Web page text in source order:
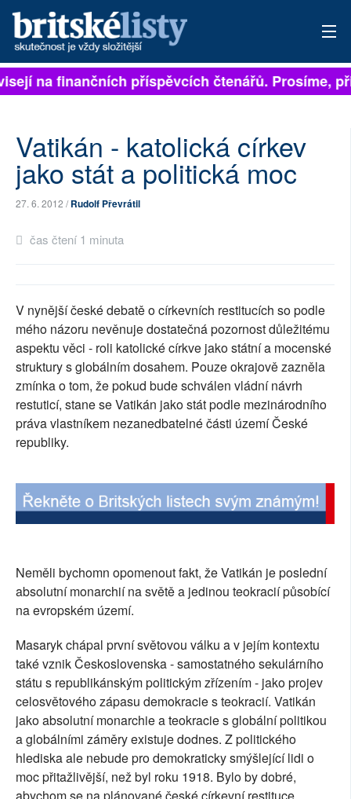
PŘIHLÁSIT
ARCHIV
ROZHOVORY
PŘÍSPĚVKY NA PROVOZ
SOCIÁLNÍ SÍTĚ
RUBRIKY
PLNÁ VERZE STRÁNEK
na finančních příspěvcích čtenářů. Prosíme,
Vatikán - katolická církev
jako stát a politická moc
27. 6. 2012 /Rudolf Převrátil
čas čtení 1 minuta
V nynější české debatě o církevních restitucích so podle
mého názoru nevěnuje dostatečná pozornost důležitému
aspektu věci - roli katolické církve jako státní a mocenské
struktury s globálním dosahem. Pouze okrajově zazněla
zmínka o tom, že pokud bude schválen vládní návrh
restuticí, stane se Vatikán jako stát podle mezinárodního
práva vlastníkem nezanedbatelné části území České
republiky.
Neměli bychomn opomenout fakt, že Vatikán je poslední
absolutní monarchií na světě a jedinou teokracií působící
na evropském území.
Masaryk chápal první světovou válku a v jejím kontextu
také vznik Československa - samostatného sekulárního
státu s republikánským politickým zřízením - jako projev
celosvětového zápasu demokracie s teokracií. Vatikán
jako absolutní monarchie a teokracie s globální politikou
a globálními záměry existuje dodnes. Z politického
hlediska ale nebude pro demokraticky smýšlející lidi o
moc přitažlivější, než byl roku 1918. Bylo by dobré,